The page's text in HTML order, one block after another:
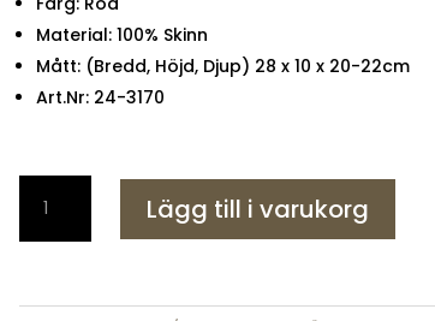
Material: 100% Skinn
Mått: (Bredd, Höjd, Djup) 28 x 10 x 20-22cm
Art.Nr: 24-3170
Eriksson
Nagu
Röd
Lägg till i varukorg